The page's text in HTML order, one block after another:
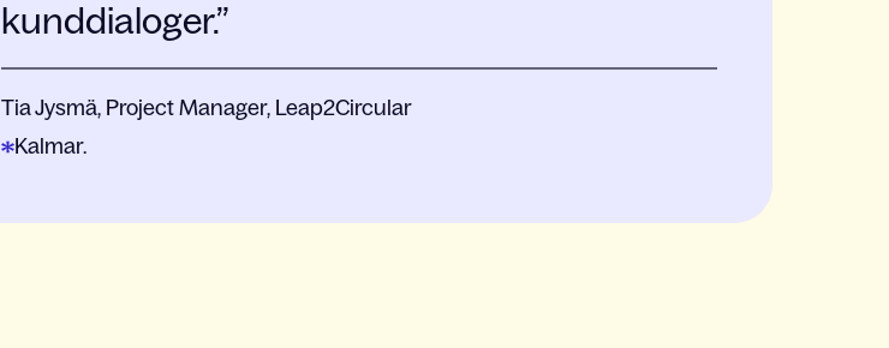
kunddialoger.
Tia Jysmä, Project Manager, Leap2Circular
Kalmar.